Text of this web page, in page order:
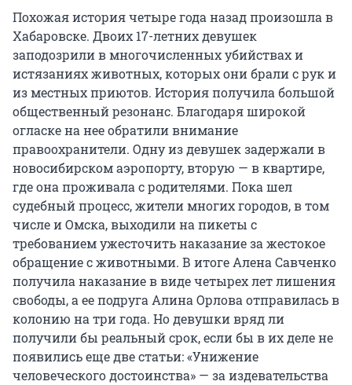
Похожая история четыре года назад произошла в
Хабаровске. Двоих 17-летних девушек
заподозрили в многочисленных убийствах и
истязаниях животных, которых они брали с рук и
из местных приютов. История получила большой
общественный резонанс. Благодаря широкой
огласке на нее обратили внимание
правоохранители. Одну из девушек задержали в
новосибирском аэропорту, вторую — в квартире,
где она проживала с родителями. Пока шел
судебный процесс, жители многих городов, в том
числе и Омска, выходили на пикеты с
требованием ужесточить наказание за жестокое
обращение с животными. В итоге Алена Савченко
получила наказание в виде четырех лет лишения
свободы, а ее подруга Алина Орлова отправилась в
колонию на три года. Но девушки вряд ли
получили бы реальный срок, если бы в их деле не
появились еще две статьи: «Унижение
человеческого достоинства» — за издевательства